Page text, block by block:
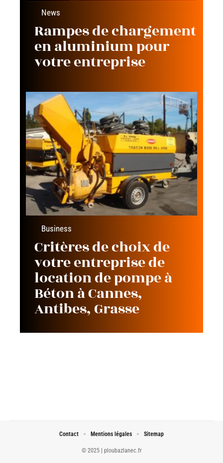
News
Rampes de chargement
en aluminium pour
votre entreprise
Business
Critères de choix de
votre entreprise de
location de pompe à
Béton à Cannes,
Antibes, Grasse
© 2025 | ploubazlanec.fr
Contact Mentions légales Sitemap